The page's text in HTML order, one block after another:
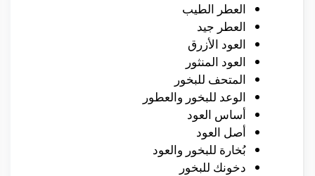
العطر الطيب
العطر جيد
العود الأزرق
العود المنثور
المتحف للبخور
الوعد للبخور والعطور
أساس العود
أصل العود
بُخارة للبخور والعود
دخونك للبخور